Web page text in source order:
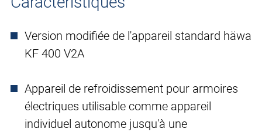
Version modifiée de l'appareil standard häwa
KF 400 V2A
Appareil de refroidissement pour armoires
électriques utilisable comme appareil
individuel autonome jusqu'à une